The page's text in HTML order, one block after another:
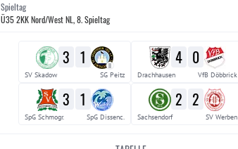
Spieltag
Ü35 2KK Nord/West NL, 8. Spieltag
3 1 II
SV Skadow SG Peitz
4 0
Drachhausen VfB Döbbrick
3 1
SpG Schmogr. SpG Dissenc.
2 2
Sachsendorf SV Werben